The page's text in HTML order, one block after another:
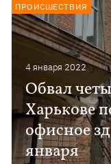
4 января 2022
Обвал
Харькове
офисное
января
ПРОИСШЕСТВИЯ